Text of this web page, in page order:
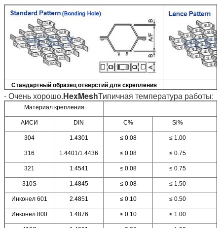
Стандартный образец отверстий для скрепления
- Очень хорошо.HexMeshТипичная температура работы:
Материал крепления
АИСИ DIN C% Si%
304 1.4301 ≤ 0.08 ≤ 1.00
316 1.4401/1.4436 ≤ 0.08 ≤ 0.75
321 1.4541 ≤ 0.08 ≤ 0.75
310S 1.4845 ≤ 0.08 ≤ 1.50
Инконел 601 2.4851 ≤ 0.10 ≤ 0.50
Инконел 800 1.4876 ≤ 0.10 ≤ 1.00